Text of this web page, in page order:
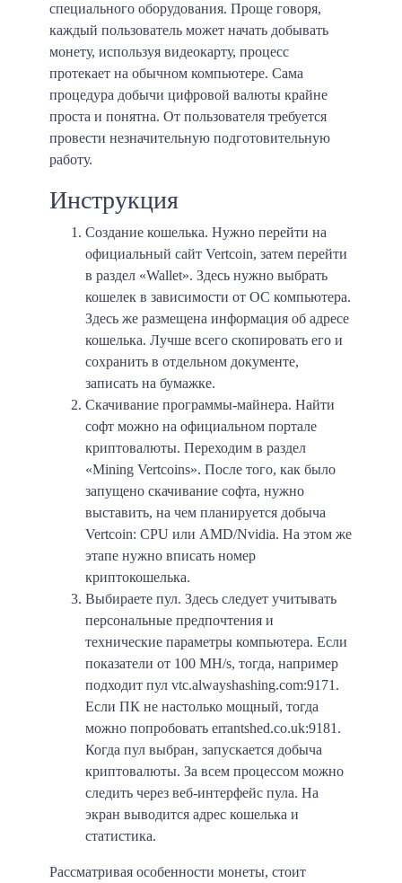
специального оборудования. Проще говоря,
каждый пользователь может начать добывать
монету, используя видеокарту, процесс
протекает на обычном компьютере. Сама
процедура добычи цифровой валюты крайне
проста и понятна. От пользователя требуется
провести незначительную подготовительную
работу.
Инструкция
Создание кошелька. Нужно перейти на
официальный сайт Vertcoin, затем перейти
в раздел «Wallet». Здесь нужно выбрать
кошелек в зависимости от ОС компьютера.
Здесь же размещена информация об адресе
кошелька. Лучше всего скопировать его и
сохранить в отдельном документе,
записать на бумажке.
Скачивание программы-майнера. Найти
софт можно на официальном портале
криптовалюты. Переходим в раздел
«Mining Vertcoins». После того, как было
запущено скачивание софта, нужно
выставить, на чем планируется добыча
Vertcoin: CPU или AMD/Nvidia. На этом же
этапе нужно вписать номер
криптокошелька.
Выбираете пул. Здесь следует учитывать
персональные предпочтения и
технические параметры компьютера. Если
показатели от 100 MH/s, тогда, например
подходит пул vtc.alwayshashing.com:9171.
Если ПК не настолько мощный, тогда
можно попробовать errantshed.co.uk:9181.
Когда пул выбран, запускается добыча
криптовалюты. За всем процессом можно
следить через веб-интерфейс пула. На
экран выводится адрес кошелька и
статистика.
Рассматривая особенности монеты, стоит